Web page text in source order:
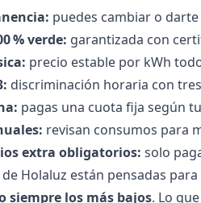
puedes cambiar o
% verde: garantizada con
precio estable por kWh
discriminación horaria con
pagas una cuota fija según
revisan consumos para
extra obligatorios: solo
Holaluz están pensadas
siempre los más bajos. Lo